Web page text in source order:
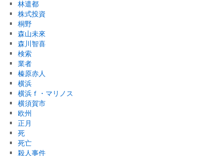
林遣都
株式投資
桐野
森山未來
森川智喜
検索
業者
榛原赤人
横浜
横浜ｆ・マリノス
横須賀市
欧州
正月
死
死亡
殺人事件